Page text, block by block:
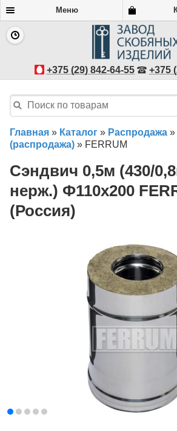
Меню
+375 (29) 842-64-55 +375
Главная » Каталог » Распродажа »
(распродажа) » FERRUM
Сэндвич 0,5м (430/
нерж.) Ф110х200
(Россия)